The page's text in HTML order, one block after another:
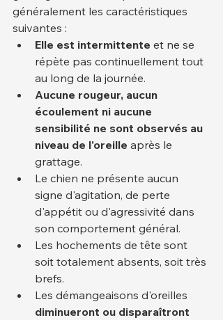
généralement les caractéristiques
suivantes :
Elle est intermittente et ne se
répète pas continuellement tout
au long de la journée.
Aucune rougeur, aucun
écoulement ni aucune
sensibilité ne sont observés au
niveau de l'oreille après le
grattage.
Le chien ne présente aucun
signe d'agitation, de perte
d'appétit ou d'agressivité dans
son comportement général.
Les hochements de tête sont
soit totalement absents, soit très
brefs.
Les démangeaisons d'oreilles
diminueront ou disparaîtront